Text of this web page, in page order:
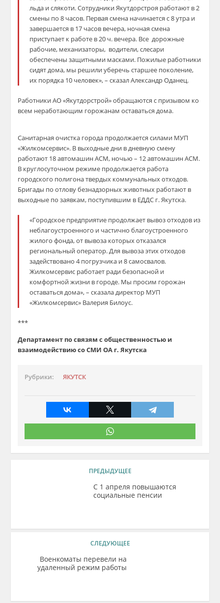
льда и слякоти. СотрудникиЯкутдорстроя работают в 2
смены по 8 часов. Первая смена начинается с 8 утра и
завершается в 17 часов вечера, ночная смена
приступает к работе в 20 ч. вечера. Все дорожные
рабочие, механизаторы, водители, слесари
обеспечены защитными масками. Пожилые работники
сидят дома, мы решили уберечь старшее поколение,
их порядка 10 человек», – сказал АлександрОданец.
РаботникиАО «Якутдорстрой»обращаются с призывом ко
всем неработающим горожанам оставаться дома.
Санитарная очистка города продолжается силами МУП
«Жилкомсервис». В выходные дни в дневную смену
работают 18 автомашин АСМ, ночью – 12 автомашин АСМ.
В круглосуточном режиме продолжается работа
городского полигонатвердых коммунальных отходов.
Бригады по отлову безнадзорных животных работают в
выходные по заявкам, поступившим в ЕДДС г. Якутска.
«Городское предприятие продолжает вывоз отходов из
неблагоустроенного и частично благоустроенного
жилого фонда, от вывоза которых отказался
региональный оператор. Для вывоза этих отходов
задействовано 4 погрузчика и 8самосвалов.
Жилкомсервис работает радибезопасной и
комфортной жизни в городе. Мы просим горожан
оставаться дома», –сказала директор МУП
«Жилкомсервис» Валерия Билоус.
***
Департамент по связям с общественностью и
взаимодействию со СМИ ОА г. Якутска
Рубрики: ЯКУТСК
ПРЕДЫДУЩЕЕ
C 1 апреля повышаются
социальные пенсии
СЛЕДУЮЩЕЕ
Военкоматы перевели на
удаленный режим работы